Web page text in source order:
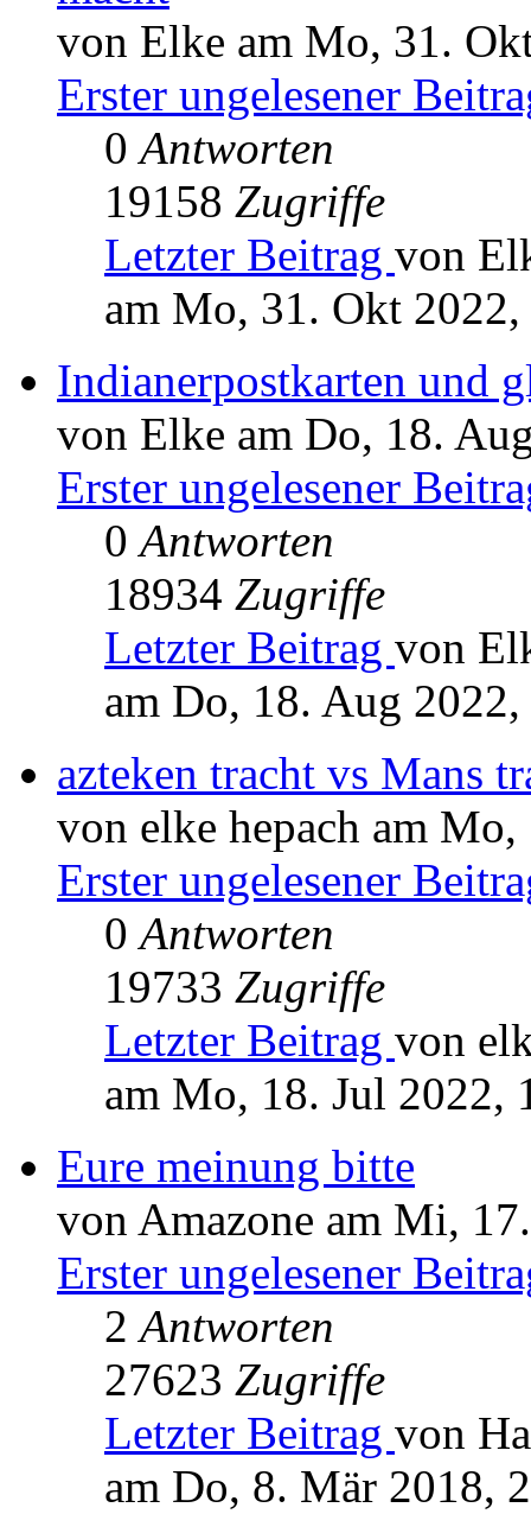
von Elke am Mo, 31.
Erster ungelesener
0Antworten
19158 Zugriffe
Letzter Beitrag von
am Mo, 31. Okt
Indianerpostkarten und
von Elke am Do, 18.
Erster ungelesener
0Antworten
18934 Zugriffe
Letzter Beitrag von
am Do, 18. Aug
azteken tracht vs Mans
von elke hepach am
Erster ungelesener
0Antworten
19733 Zugriffe
Letzter Beitrag von
am Mo, 18. Jul 2022,
Eure meinung bitte
von Amazone am Mi,
Erster ungelesener
2Antworten
27623 Zugriffe
Letzter Beitrag von
am Do, 8. Mär 2018,